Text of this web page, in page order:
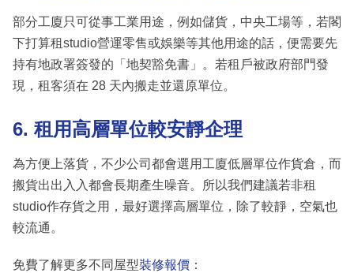
部分工廈只可從事工業用途，例如儲貨，中央工場等，若閣
下打算租studio營運零售或娛樂等其他用途的話，便需要先
持有地政署簽發的「地契豁免書」。若租戶被政府部門發
現，租客須在 28 天內搬走並還原單位。
6. 租用高層單位較安靜企理
為方便上落貨，不少公司都會選用工廈低層單位作貨倉，而
搬貨出出入入都會長期產生噪音。所以我們建議若非租
studio作存貨之用，最好選擇高層單位，除了較靜，空氣也
較流通。
免費了解更多不同屋型裝修報價 ：